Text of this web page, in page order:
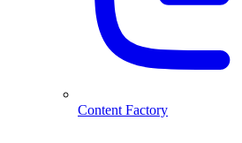
Content Factory